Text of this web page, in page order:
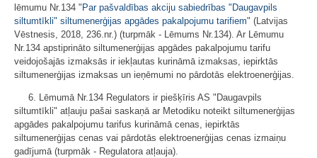
lēmumu Nr.134 " Par pašvaldības akciju sabiedrības "Daugavpils
siltumtīkli" siltumenerģijas apgādes pakalpojumu tarifiem" (Latvijas
Vēstnesis, 2018, 236.nr.) (turpmāk - Lēmums Nr.134). Ar Lēmumu
Nr.134 apstiprināto siltumenerģijas apgādes pakalpojumu tarifu
veidojošajās izmaksās ir iekļautas kurināmā izmaksas, iepirktās
siltumenerģijas izmaksas un ieņēmumi no pārdotās elektroenerģijas.
6. Lēmumā Nr.134 Regulators ir piešķīris AS "Daugavpils
siltumtīkli" atļauju pašai saskaņā ar Metodiku noteikt siltumenerģijas
apgādes pakalpojumu tarifus kurināmā cenas, iepirktās
siltumenerģijas cenas vai pārdotās elektroenerģijas cenas izmaiņu
gadījumā (turpmāk - Regulatora atļauja).